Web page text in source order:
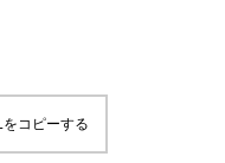
コピーする